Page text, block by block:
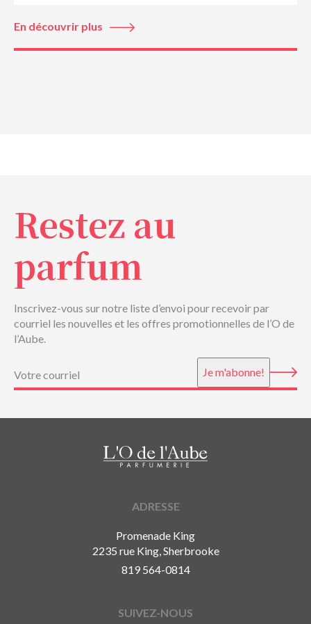
En découvrir plus
Restez au
parfum
Inscrivez-vous sur notre liste d’envoi pour recevoir par
courriel les nouvelles et les offres promotionnelles de l’O de
l’Aube.
Je m'abonne!
ADRESSE
Promenade King
2235 rue King, Sherbrooke
819 564-0814
SUIVEZ-NOUS